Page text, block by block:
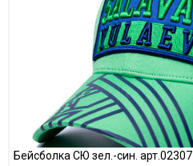
Бейсболка СЮ зел.-син. арт.02307